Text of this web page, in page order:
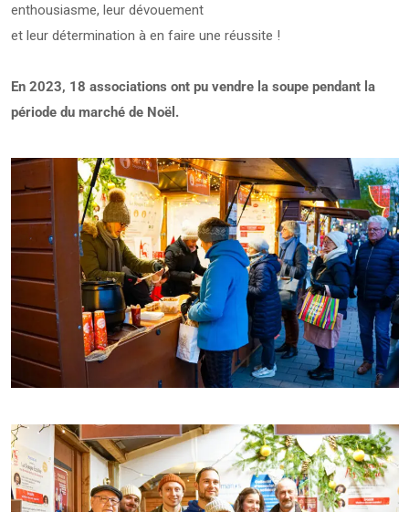
enthousiasme, leur dévouement
et leur détermination à en faire une réussite !
En 2023, 18 associations ont pu vendre la soupe pendant la
période du marché de Noël.